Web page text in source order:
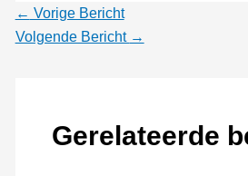
← Vorige Bericht
Volgende Bericht →
Gerelateerde